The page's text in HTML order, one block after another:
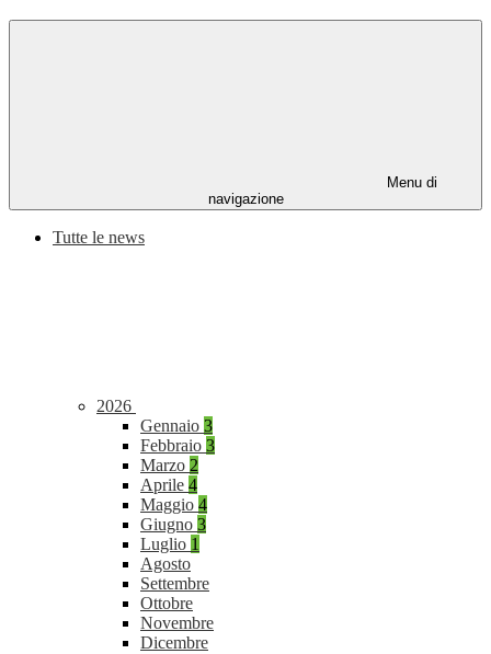
Menu di
navigazione
Tutte le news
2026
Gennaio 3
Febbraio 3
Marzo 2
Aprile 4
Maggio 4
Giugno 3
Luglio 1
Agosto
Settembre
Ottobre
Novembre
Dicembre